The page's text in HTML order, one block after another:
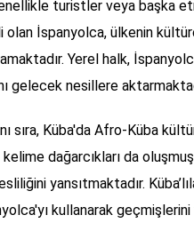
turistler veya başka
olan İspanyolca, ülkenin
Yerel halk,
gelecek nesillere
sıra, Küba'da Afro-Küba
dağarcıkları da
yansıtmaktadır.
kullanarak